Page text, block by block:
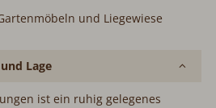
und Liegewiese
Lage
ist ein ruhig gelegenes